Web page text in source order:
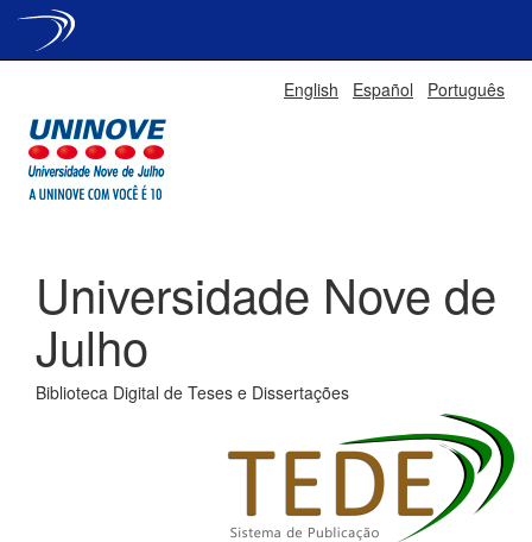
English Español Português
Universidade Nove de
Julho
Biblioteca Digital de Teses e Dissertações